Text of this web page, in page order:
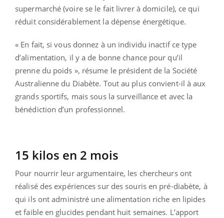
supermarché (voire se le fait livrer à domicile), ce qui
réduit considérablement la dépense énergétique.
« En fait, si vous donnez à un individu inactif ce type
d’alimentation, il y a de bonne chance pour qu’il
prenne du poids », résume le président de la Société
Australienne du Diabète. Tout au plus convient-il à aux
grands sportifs, mais sous la surveillance et avec la
bénédiction d’un professionnel.
15 kilos en 2 mois
Pour nourrir leur argumentaire, les chercheurs ont
réalisé des expériences sur des souris en pré-diabète, à
qui ils ont administré une alimentation riche en lipides
et faible en glucides pendant huit semaines. L’apport